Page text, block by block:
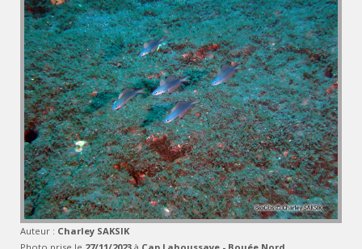
Auteur : Charley SAKSIK